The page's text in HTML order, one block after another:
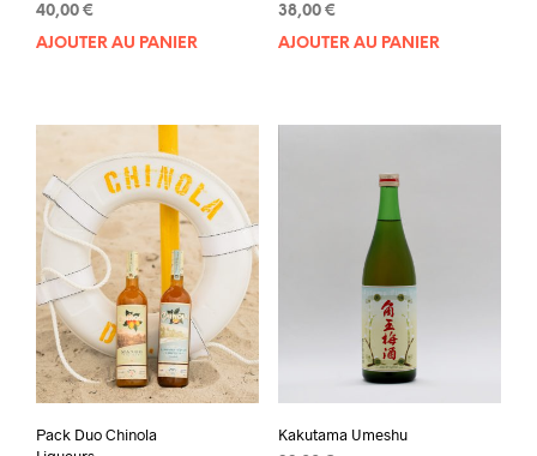
40,00 €
AJOUTER AU PANIER
38,00 €
AJOUTER AU PANIER
Pack Duo Chinola
Kakutama Umeshu